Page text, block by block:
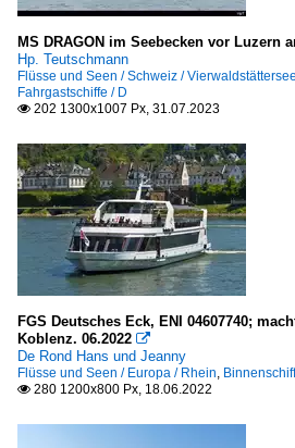
Hong Kong
Deutschland
Bremerhaven
Schweden
Stockholm
Segelschiffe
3-Master
D
MS DRAGON im Seebecken vor Luzern
Hp. Teutschmann
Flüsse und Seen / Schweiz / Vierwaldstättersee
Fahrgastschiffe / D
 202 1300x1007 Px, 31.07.2023
FGS Deutsches Eck, ENI 04607740;
Koblenz. 06.2022 
De Rond Hans und Jeanny
Flüsse und Seen / Europa / Rhein,
 280 1200x800 Px, 18.06.2022